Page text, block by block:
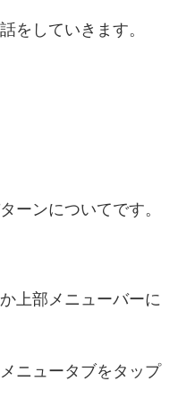
をしていきます。
ーンについてです。
上部メニューバーに
ニュータブをタップ